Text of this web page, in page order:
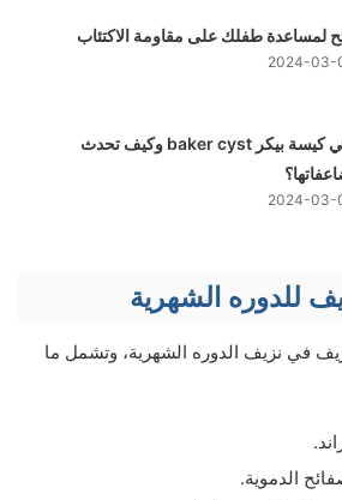
لمساعدة طفلك على مقاومة الاكتئاب
2024-03-
ما هي كيسة بيكر baker cyst وكيف تحدث
2024-03-
للدوره الشهرية
في نزيف الدوره الشهرية، وتشمل ما
الدموية.